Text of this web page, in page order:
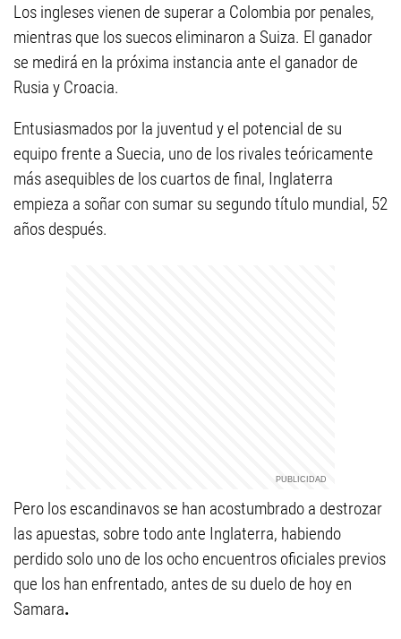
Los ingleses vienen de superar a Colombia por penales,
mientras que los suecos eliminaron a Suiza. El ganador
se medirá en la próxima instancia ante el ganador de
Rusia y Croacia.
Entusiasmados por la juventud y el potencial de su
equipo frente a Suecia, uno de los rivales teóricamente
más asequibles de los cuartos de final, Inglaterra
empieza a soñar con sumar su segundo título mundial, 52
años después.
Pero los escandinavos se han acostumbrado a destrozar
las apuestas, sobre todo ante Inglaterra, habiendo
perdido solo uno de los ocho encuentros oficiales previos
que los han enfrentado, antes de su duelo de hoy en
Samara.